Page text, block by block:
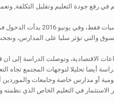
رفع جودة التعليم وتقليل التكلفة,
وأوضح الدكتور جلال الحضرمي ان شركة «حدش الوطنية»: بدأت العمل في
والتي تؤثر سلبا على المدارس،
الاقتصادية، وتوصلت الدراسة إلى ان
أيضا تحليلا لتوجهات المجتمع تجاه
أو مدارس خاصة وجامعات
في التعليم الخاص الذي نظمته